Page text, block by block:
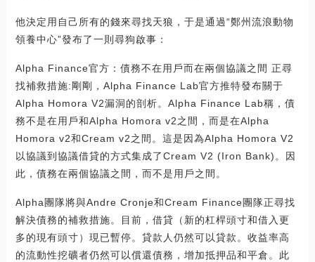
他決定用自己所有的錢來尋找天狼，于是通過“鄭州流浪動物
領養中心”發布了一則尋狗啟事：
Alpha Finance官方：債務不在用戶而在兩個協議之間 正尋
找補救措施:剛剛，Alpha Finance Lab官方推特發布關于
Alpha Homora V2漏洞的剖析。Alpha Finance Lab稱，債
務不是在用戶和Alpha Homora v2之間，而是在Alpha
Homora v2和Cream v2之間。這是因為Alpha Homora V2
以協議到協議借貸的方式集成了Cream V2 (Iron Bank)。因
此，債務在兩個協議之間，而不是用戶之間。
Alpha團隊將與Andre Cronje和Cream Finance團隊正尋找
解決債務的補救措施。目前，借貸（新的杠桿頭寸和借入更
多的現有頭寸）現已暫停。貸款人仍然可以貸款。收益率高
的流動性挖礦者仍然可以償還債務，增加抵押品和平倉。此